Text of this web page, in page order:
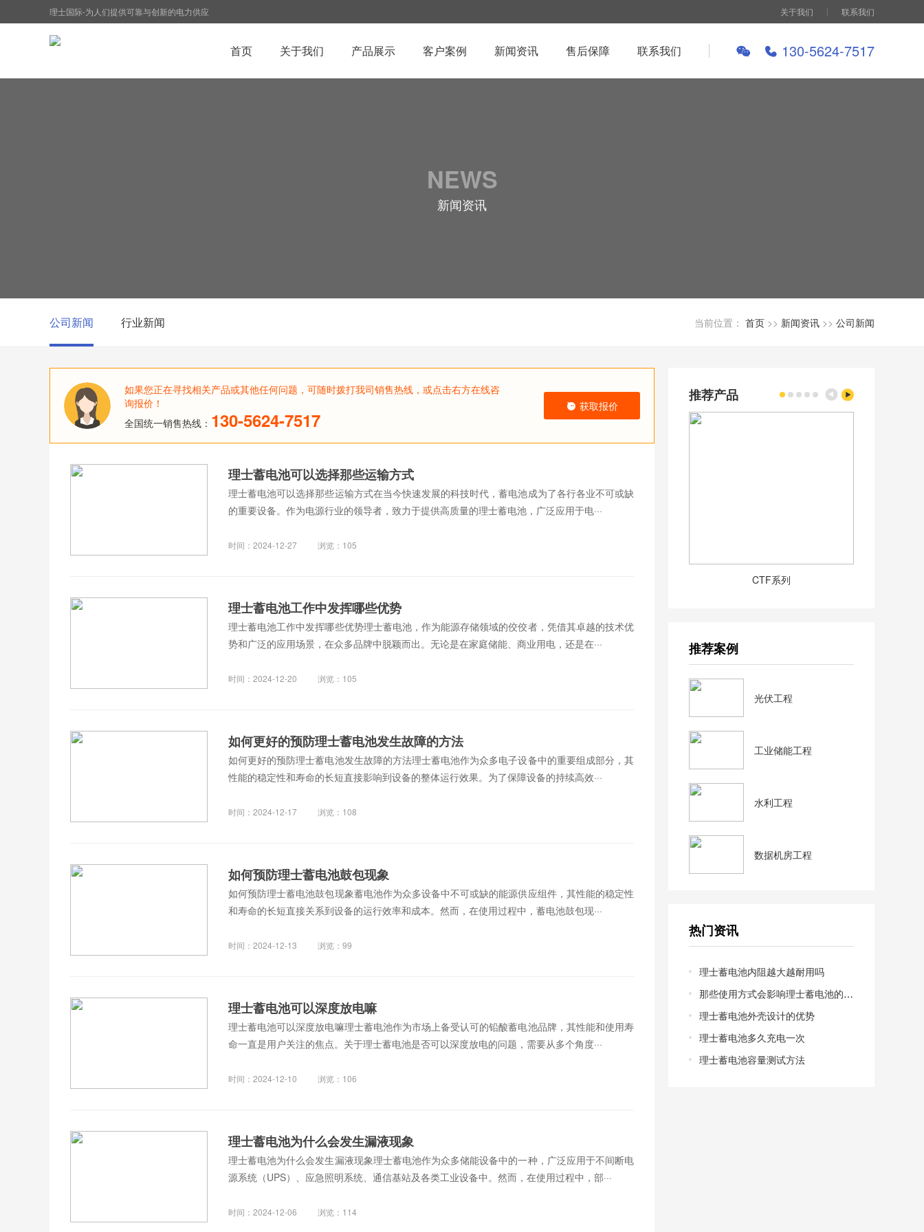
理士国际-为人们提供可靠与创新的电力供应 关于我们 联系我们
130-5624-7517
首页 关于我们 产品展示 客户案例 新闻资讯 售后保障 联系我们
NEWS
新闻资讯
公司新闻 行业新闻 当前位置： 首页 >> 新闻资讯 >> 公司新闻
如果您正在寻找相关产品或其他任何问题，可随时拨打我司销售热线，或点击右方在线咨
询报价！
全国统一销售热线： 130-5624-7517
获取报价
理士蓄电池可以选择那些运输方式
理士蓄电池可以选择那些运输方式在当今快速发展的科技时代，蓄电池成为了各行各业不可或缺
的重要设备。作为电源行业的领导者，致力于提供高质量的理士蓄电池，广泛应用于电···
时间：2024-12-27 浏览：105
理士蓄电池工作中发挥哪些优势
理士蓄电池工作中发挥哪些优势理士蓄电池，作为能源存储领域的佼佼者，凭借其卓越的技术优
势和广泛的应用场景，在众多品牌中脱颖而出。无论是在家庭储能、商业用电，还是在···
时间：2024-12-20 浏览：105
如何更好的预防理士蓄电池发生故障的方法
如何更好的预防理士蓄电池发生故障的方法理士蓄电池作为众多电子设备中的重要组成部分，其
性能的稳定性和寿命的长短直接影响到设备的整体运行效果。为了保障设备的持续高效···
时间：2024-12-17 浏览：108
如何预防理士蓄电池鼓包现象
如何预防理士蓄电池鼓包现象蓄电池作为众多设备中不可或缺的能源供应组件，其性能的稳定性
和寿命的长短直接关系到设备的运行效率和成本。然而，在使用过程中，蓄电池鼓包现···
时间：2024-12-13 浏览：99
理士蓄电池可以深度放电嘛
理士蓄电池可以深度放电嘛理士蓄电池作为市场上备受认可的铅酸蓄电池品牌，其性能和使用寿
命一直是用户关注的焦点。关于理士蓄电池是否可以深度放电的问题，需要从多个角度···
时间：2024-12-10 浏览：106
理士蓄电池为什么会发生漏液现象
理士蓄电池为什么会发生漏液现象理士蓄电池作为众多储能设备中的一种，广泛应用于不间断电
源系统（UPS）、应急照明系统、通信基站及各类工业设备中。然而，在使用过程中，部···
时间：2024-12-06 浏览：114
推荐产品
CTF系列
推荐案例
光伏工程
工业储能工程
水利工程
数据机房工程
热门资讯
理士蓄电池内阻越大越耐用吗
那些使用方式会影响理士蓄电池的寿命
理士蓄电池外壳设计的优势
理士蓄电池多久充电一次
理士蓄电池容量测试方法